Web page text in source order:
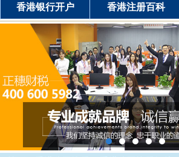
香港银行开户 香港注册百科